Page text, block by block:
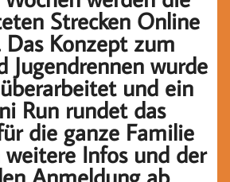
Strecken Online
Das Konzept zum
Jugendrennen wurde
und ein
Run rundet das
die ganze Familie
Infos und der